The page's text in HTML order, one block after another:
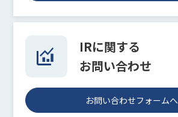
IRに関する
お問い合わせ
お問い合わせフォームへ